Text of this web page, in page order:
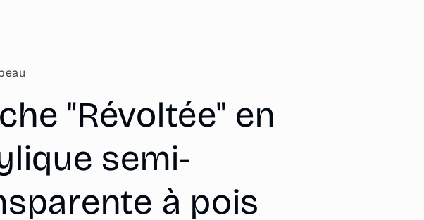
"Révoltée" en
semi-
à pois